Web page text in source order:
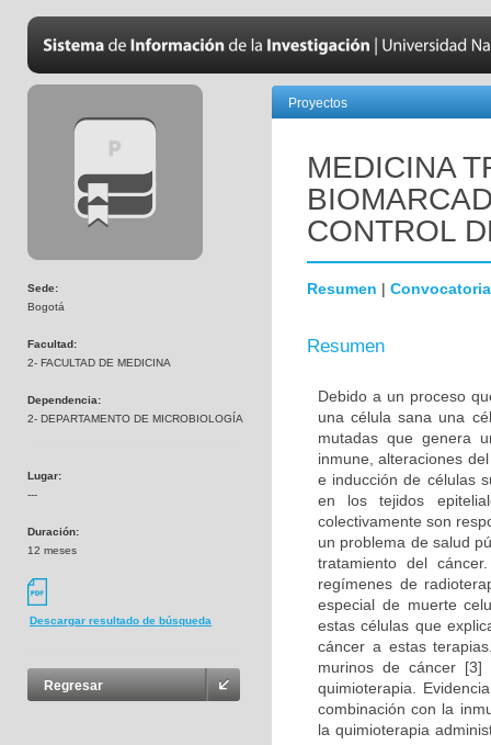
Sede:
Bogotá
Facultad:
2- FACULTAD DE MEDICINA
Dependencia:
2- DEPARTAMENTO DE MICROBIOLOGÍA
Lugar:
---
Duración:
12 meses
Descargar resultado de búsqueda
Regresar
Proyectos
MEDICINA
CONTROL
Resumen | Convocatoria
Resumen
Debido a un proceso
una célula sana una
mutadas que genera
inmune, alteraciones
e inducción de células
en los tejidos
colectivamente son
un problema de salud
tratamiento del
regímenes de
especial de muerte
estas células que
cáncer a estas
murinos de cáncer
quimioterapia.
combinación con la
la quimioterapia